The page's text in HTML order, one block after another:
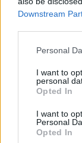
Downstream
Please note
not limited to
grant or deny
use your data
consent section.
Personal
I want to
personal
Opted In
I want to
Personal
Opted In
eredetsztorija
újabb
mutációval,
képekkel
a sorozat
Cage teste